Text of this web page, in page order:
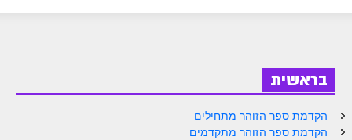
ספר הזוהר נח מתחילים
ספר הזוהר נח מתקדמים
בראשית
הקדמת ספר הזוהר מתחילים
הקדמת ספר הזוהר מתקדמים